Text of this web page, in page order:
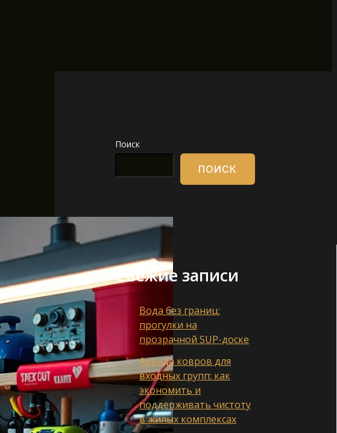
Поиск
ПОИСК
Свежие записи
Вода без границ:
прогулки на
прозрачной SUP-доске
Аренда ковров для
входных групп: как
экономить и
поддерживать чистоту
в жилых комплексах